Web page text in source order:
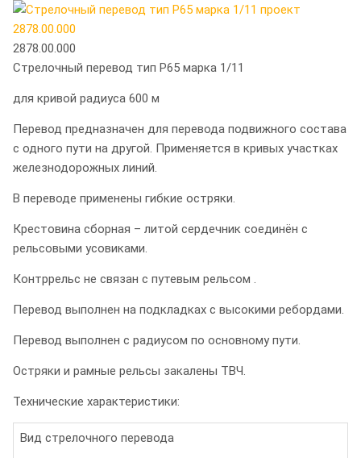
2878.00.000
Стрелочный перевод тип Р65 марка 1/11
для кривой радиуса 600 м
Перевод предназначен для перевода подвижного состава
с одного пути на другой. Применяется в кривых участках
железнодорожных линий.
В переводе применены гибкие остряки.
Крестовина сборная – литой сердечник соединён с
рельсовыми усовиками.
Контррельс не связан с путевым рельсом .
Перевод выполнен на подкладках с высокими ребордами.
Перевод выполнен с радиусом по основному пути.
Остряки и рамные рельсы закалены ТВЧ.
Технические характеристики:
Вид стрелочного перевода